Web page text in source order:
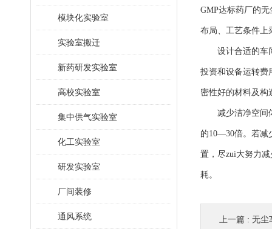
模块化实验室
实验室搬迁
新药研发实验室
高校实验室
集中供气实验室
化工实验室
研发实验室
厂间装修
通风系统
GMP达标药厂的
布局、工艺条件上
设计合适的车间
投资和设备运转费
密性好的材料及构
减少洁净空间体
的10—30倍。若减
置，尽zui大努力
耗。
上一篇 : 无尘